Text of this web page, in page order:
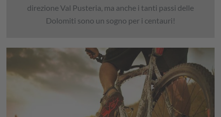
direzione Val Pusteria, ma anche i tanti passi delle
Dolomiti sono un sogno per i centauri!